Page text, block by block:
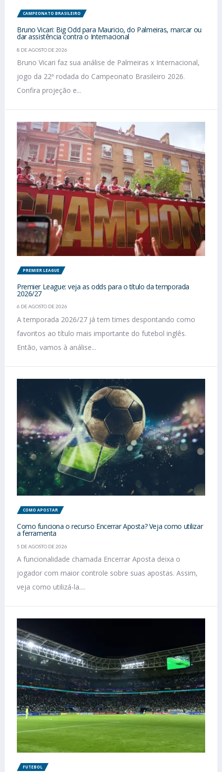
CAMPEONATO BRASILEIRO
Bruno Vicari: Big Odd para Mauricio, do Palmeiras, marcar ou
dar assistência contra o Internacional
8 DE AGOSTO DE 2026
Bruno Vicari faz sua análise de Palmeiras x Internacional,
jogo da 22ª rodada do Campeonato Brasileiro 2026.
Confira projeção e...
PREMIER LEAGUE
Premier League: veja as odds para o título da temporada
2026/27
6 DE AGOSTO DE 2026
A temporada 2026/27 já tem times despontando como
favoritos ao título mais importante do futebol inglês.
Então, vamos à análise...
COMO APOSTAR
Como funciona o recurso Encerrar Aposta? Veja como utilizar
a ferramenta
5 DE AGOSTO DE 2026
A funcionalidade chamada Encerrar Aposta deixa o
jogador com maior controle sobre suas apostas. Assim,
veja como utilizá-la....
FUTEBOL